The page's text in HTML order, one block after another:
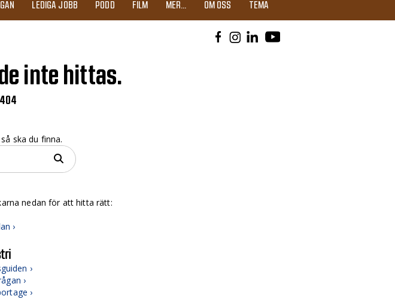
LEDIGA JOBB PODD FILM MER... OM OSS TEMA
inte hittas.
ska du finna.
nedan för att hitta rätt:
›
›
›
›